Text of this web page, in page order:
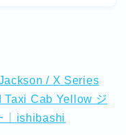
/ X Series
Cab Yellow ジ
｜ishibashi